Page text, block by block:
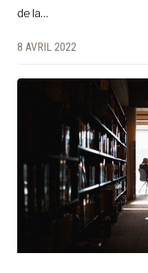
de la…
8 AVRIL 2022